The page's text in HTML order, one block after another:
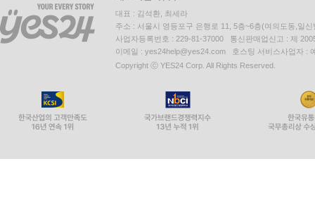
대표 : 김석환, 최세라
주소 : 서울시 영등포구 은행로 11, 5층~6층(여의도동,일신
사업자등록번호 : 229-81-37000 통신판매업신고 : 제
이메일 : yes24help@yes24.com 호스팅 서비스사업자 :
Copyright ⓒ YES24 Corp. All Rights Reserved.